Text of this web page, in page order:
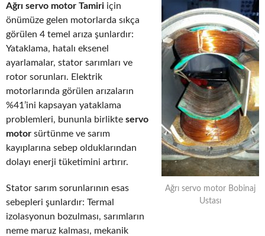
Ağrı servo motor Bobinaj
Ustası
Ağrı servo motor Tamiri için
önümüze gelen motorlarda sıkça
görülen 4 temel arıza şunlardır:
Yataklama, hatalı eksenel
ayarlamalar, stator sarımları ve
rotor sorunları. Elektrik
motorlarında görülen arızaların
%41’ini kapsayan yataklama
problemleri, bununla birlikte servo
motor sürtünme ve sarım
kayıplarına sebep olduklarından
dolayı enerji tüketimini artırır.
Stator sarım sorunlarının esas
sebepleri şunlardır: Termal
izolasyonun bozulması, sarımların
neme maruz kalması, mekanik